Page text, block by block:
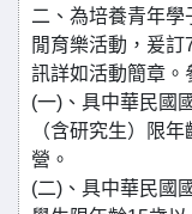
二、為培養青年
閒育樂活動，爰
訊詳如活動簡章。
(一)、具中華民國
（含研究生）限
營。
(二)、具中華民國